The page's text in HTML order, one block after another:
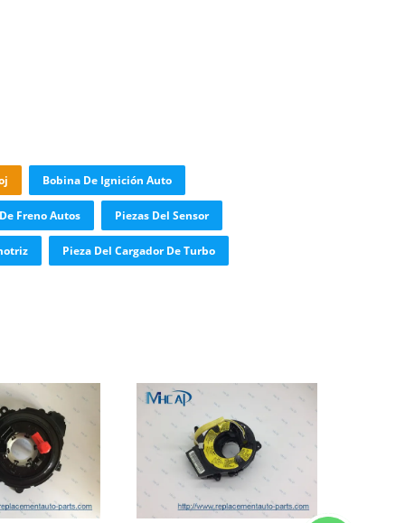
Bobina De Ignición Auto
Freno Autos Piezas Del Sensor
Pieza Del Cargador De Turbo